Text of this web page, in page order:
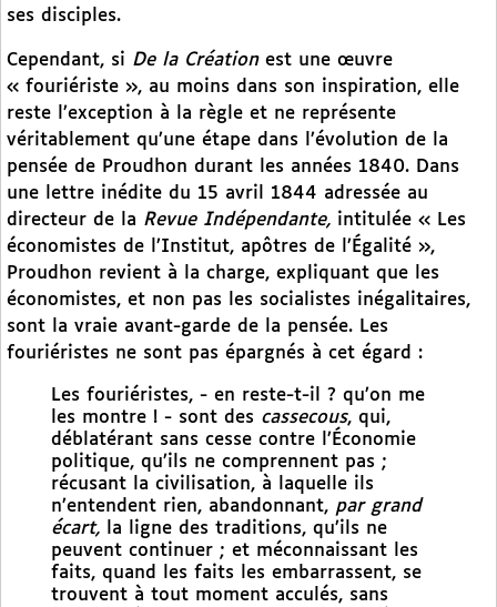
ses disciples.
Cependant, si De la Créationest une œuvre
« fouriériste », au moins dans son inspiration, elle
reste l’exception à la règle et ne représente
véritablement qu’une étape dans l’évolution de la
pensée de Proudhon durant les années 1840. Dans
une lettre inédite du 15 avril 1844 adressée au
directeur de la Revue Indépendante, intitulée « Les
économistes de l’Institut, apôtres de l’Égalité »,
Proudhon revient à la charge, expliquant que les
économistes, et non pas les socialistes inégalitaires,
sont la vraie avant-garde de la pensée. Les
fouriéristes ne sont pas épargnés à cet égard :
Les fouriéristes, - en reste-t-il ? qu’on me
les montre ! - sont des cassecous, qui,
déblatérant sans cesse contre l’Économie
politique, qu’ils ne comprennent pas ;
récusant la civilisation, à laquelle ils
n’entendent rien, abandonnant, par grand
écart, la ligne des traditions, qu’ils ne
peuvent continuer ; et méconnaissant les
faits, quand les faits les embarrassent, se
trouvent à tout moment acculés, sans